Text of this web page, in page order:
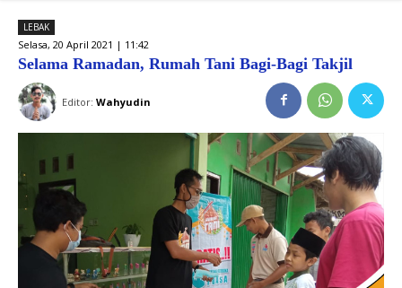
LEBAK
Selasa, 20 April 2021 | 11:42
Selama Ramadan, Rumah Tani Bagi-Bagi Takjil
Editor: Wahyudin